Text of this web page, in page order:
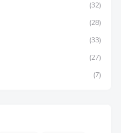
(32)
(28)
(33)
(27)
(7)